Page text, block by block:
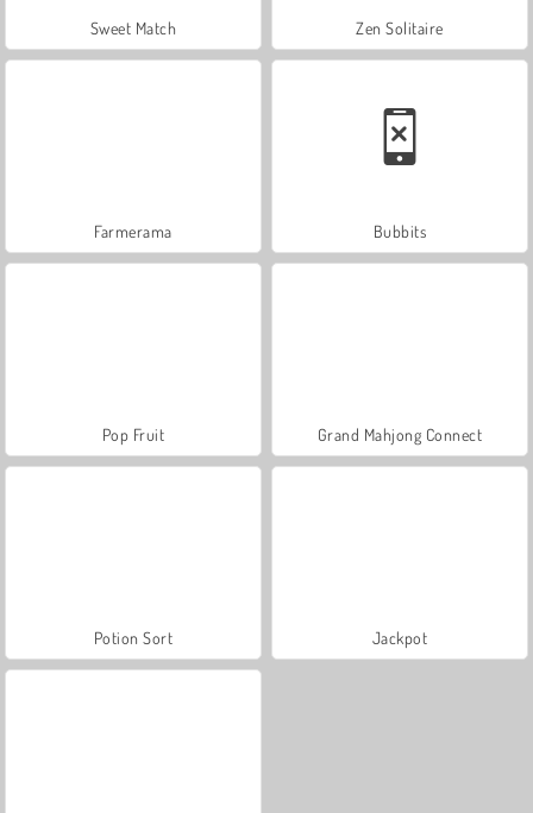
Sweet Match Zen Solitaire
Farmerama Bubbits
Pop Fruit Grand Mahjong Connect
Potion Sort Jackpot